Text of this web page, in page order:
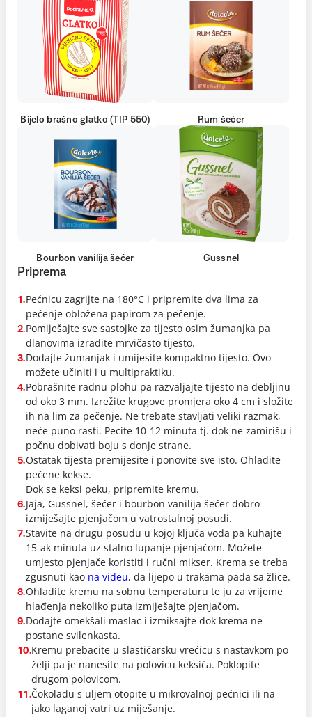
Bijelo brašno glatko (TIP 550) Rum šećer
Bourbon vanilija šećer Gussnel
Priprema
1.Pećnicu zagrijte na 180°C i pripremite dva lima za
pečenje obložena papirom za pečenje.
2.Pomiješajte sve sastojke za tijesto osim žumanjka pa
dlanovima izradite mrvičasto tijesto.
3.Dodajte žumanjak i umijesite kompaktno tijesto. Ovo
možete učiniti i u multipraktiku.
4.Pobrašnite radnu plohu pa razvaljajte tijesto na debljinu
od oko 3 mm. Izrežite krugove promjera oko 4 cm i složite
ih na lim za pečenje. Ne trebate stavljati veliki razmak,
neće puno rasti. Pecite 10-12 minuta tj. dok ne zamirišu i
počnu dobivati boju s donje strane.
5.Ostatak tijesta premijesite i ponovite sve isto. Ohladite
pečene kekse.
Dok se keksi peku, pripremite kremu.
6.Jaja, Gussnel, šećer i bourbon vanilija šećer dobro
izmiješajte pjenjačom u vatrostalnoj posudi.
7.Stavite na drugu posudu u kojoj ključa voda pa kuhajte
15-ak minuta uz stalno lupanje pjenjačom. Možete
umjesto pjenjače koristiti i ručni mikser. Krema se treba
zgusnuti kao na videu, da lijepo u trakama pada sa žlice.
8.Ohladite kremu na sobnu temperaturu te ju za vrijeme
hlađenja nekoliko puta izmiješajte pjenjačom.
9.Dodajte omekšali maslac i izmiksajte dok krema ne
postane svilenkasta.
10.Kremu prebacite u slastičarsku vrećicu s nastavkom po
želji pa je nanesite na polovicu keksića. Poklopite
drugom polovicom.
11.Čokoladu s uljem otopite u mikrovalnoj pećnici ili na
jako laganoj vatri uz miješanje.